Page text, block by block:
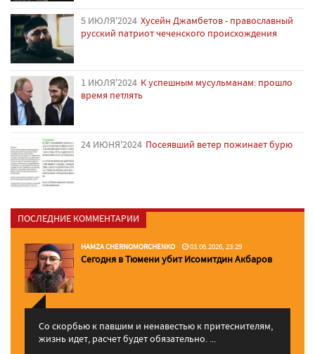
5 ИЮЛЯ'2024 Хусейн Джамбетов - православный
русский патриот чеченского происхождения
1 ИЮЛЯ'2024 К успешным мусульманам: прошло
время петлять
24 ИЮНЯ'2024 Посеявший ветер пожинает бурю
ПОСЛЕДНИЕ КОММЕНТАРИИ
HAMZA CHERNOMORCHENKO 03.06.2026, 23:29
Сегодня в Тюмени убит Исомитдин Акбаров
Со скорбью к павшим и ненавестью к притеснителям,
жизнь идет, расчет будет обязательно. ...